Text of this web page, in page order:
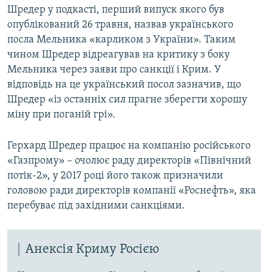
1080p
1080p
Шредер у подкасті, перший випуск якого був
опублікований 26 травня, назвав українського
посла Мельника «карликом з України». Таким
чином Шредер відреагував на критику з боку
Мельника через заяви про санкції і Крим. У
відповідь на це український посол зазначив, що
Шредер «із останніх сил прагне зберегти хорошу
міну при поганій грі».
Герхард Шредер працює на компанію російського
«Газпрому» – очолює раду директорів «Північний
потік-2», у 2017 році його також призначили
головою ради директорів компанії «Роснефть», яка
перебуває під західними санкціями.
Анексія Криму Росією